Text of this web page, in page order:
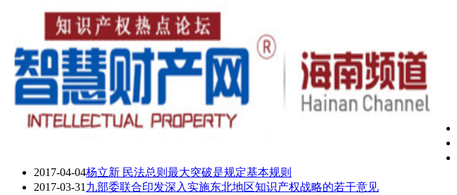
2017-04-04杨立新 民法总则最大突破是规定基本规则
2017-03-31 九部委联合印发深入实施东北地区知识产权战略的若干意见